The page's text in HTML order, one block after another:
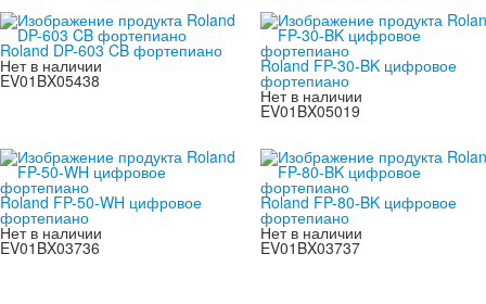
Roland DP-603 CB фортепиано
Нет в наличии
EV01BX05438
Roland FP-30-BK цифровое
фортепиано
Нет в наличии
EV01BX05019
Roland FP-50-WH цифровое
фортепиано
Нет в наличии
EV01BX03736
Roland FP-80-BK цифровое
фортепиано
Нет в наличии
EV01BX03737